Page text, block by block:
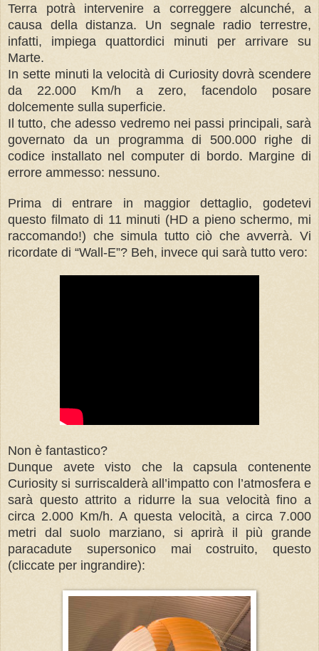
Terra potrà intervenire a correggere alcunché, a
causa della distanza. Un segnale radio terrestre,
infatti, impiega quattordici minuti per arrivare su
Marte.
In sette minuti la velocità di Curiosity dovrà scendere
da 22.000 Km/h a zero, facendolo posare
dolcemente sulla superficie.
Il tutto, che adesso vedremo nei passi principali, sarà
governato da un programma di 500.000 righe di
codice installato nel computer di bordo. Margine di
errore ammesso: nessuno.
Prima di entrare in maggior dettaglio, godetevi
questo filmato di 11 minuti (HD a pieno schermo, mi
raccomando!) che simula tutto ciò che avverrà. Vi
ricordate di “Wall-E”? Beh, invece qui sarà tutto vero:
Non è fantastico?
Dunque avete visto che la capsula contenente
Curiosity si surriscalderà all’impatto con l’atmosfera e
sarà questo attrito a ridurre la sua velocità fino a
circa 2.000 Km/h. A questa velocità, a circa 7.000
metri dal suolo marziano, si aprirà il più grande
paracadute supersonico mai costruito, questo
(cliccate per ingrandire):